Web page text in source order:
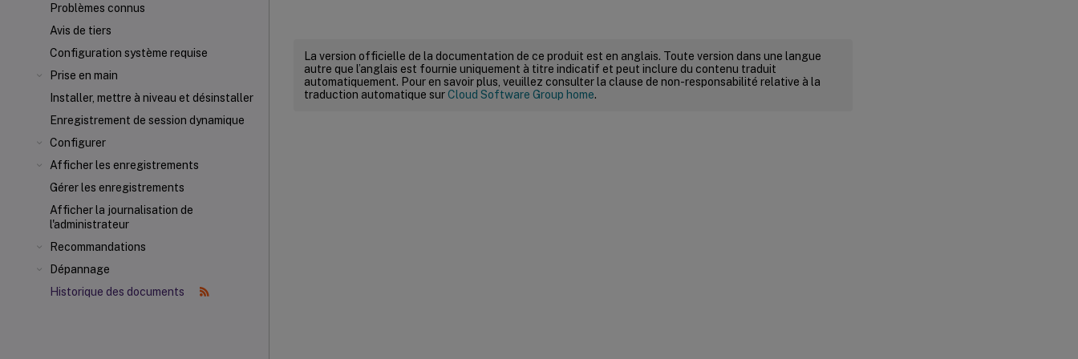
Problèmes connus
Avis de tiers
Configuration système requise
Prise en main
Installer, mettre à niveau et désinstaller
Enregistrement de session dynamique
Configurer
Afficher les enregistrements
Gérer les enregistrements
Afficher la journalisation de
l'administrateur
Recommandations
Dépannage
Historique des documents
La version officielle de la documentation de ce produit est en anglais. Toute version dans une langue
autre que l’anglais est fournie uniquement à titre indicatif et peut inclure du contenu traduit
automatiquement. Pour en savoir plus, veuillez consulter la clause de non-responsabilité relative à la
traduction automatique surCloud Software Group home.